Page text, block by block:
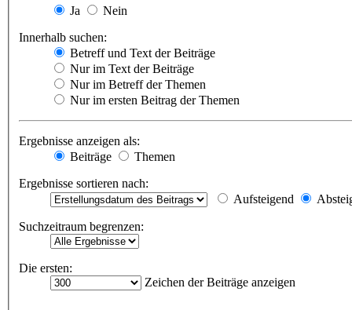
Ja
Nein
Innerhalb suchen:
Betreff und Text der Beiträge
Nur im Text der Beiträge
Nur im Betreff der Themen
Nur im ersten Beitrag der Themen
Ergebnisse anzeigen als:
Beiträge
Themen
Ergebnisse sortieren nach:
Aufsteigend
Suchzeitraum begrenzen:
Die ersten:
Zeichen der Beiträge anzeigen